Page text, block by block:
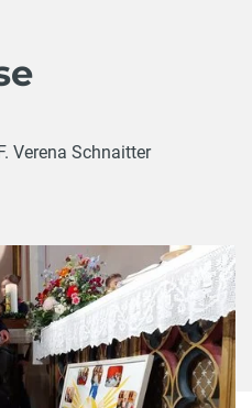
Verena Schnaitter